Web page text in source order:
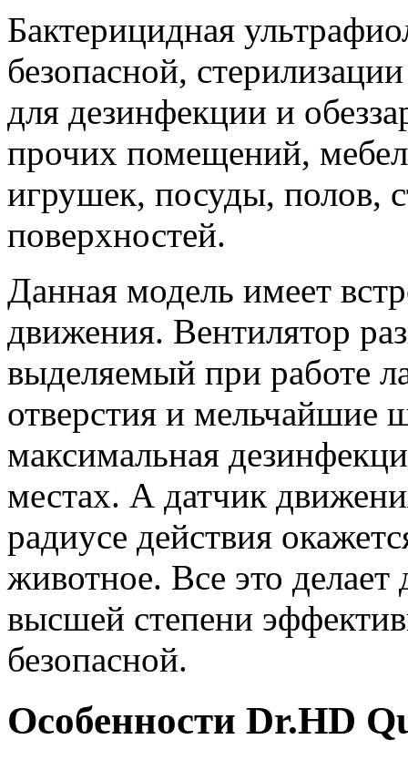
Бактерицидная
безопасной,
для дезинфекции и
прочих помещений,
игрушек, посуды, полов,
поверхностей.
Данная модель имеет
движения. Вентилятор
выделяемый при работе
отверстия и мельчайшие
максимальная
местах. А датчик
радиусе действия
животное. Все это
высшей степени
безопасной.
Особенности Dr.HD